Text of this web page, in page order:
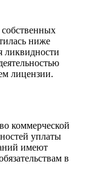
собственных
ниже
ликвидности
лицензии.
коммерческой
уплаты
имеют
в